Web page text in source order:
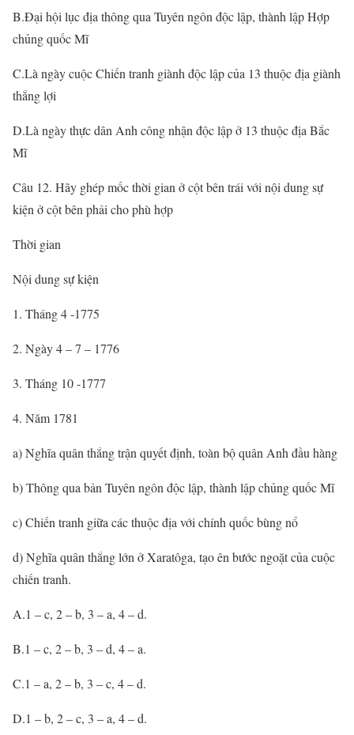
B.Đại hội lục địa thông qua Tuyên ngôn độc lập, thành lập Hợp
chủng quốc Mĩ
C.Là ngày cuộc Chiến tranh giành độc lập của 13 thuộc địa giành
thắng lợi
D.Là ngày thực dân Anh công nhận độc lập ở 13 thuộc địa Bắc
Mĩ
Câu 12. Hãy ghép mốc thời gian ở cột bên trái với nội dung sự
kiện ở cột bên phải cho phù hợp
Thời gian
Nội dung sự kiện
1. Tháng 4 -1775
2. Ngày 4 – 7 – 1776
3. Tháng 10 -1777
4. Năm 1781
a) Nghĩa quân thắng trận quyết định, toàn bộ quân Anh đầu hàng
b) Thông qua bản Tuyên ngôn độc lập, thành lập chủng quốc Mĩ
c) Chiến tranh giữa các thuộc địa với chính quốc bùng nổ
d) Nghĩa quân thắng lớn ở Xaratôga, tạo ên bước ngoặt của cuộc
chiến tranh.
A.1 – c, 2 – b, 3 – a, 4 – d.
B.1 – c, 2 – b, 3 – d, 4 – a.
C.1 – a, 2 – b, 3 – c, 4 – d.
D.1 – b, 2 – c, 3 – a, 4 – d.